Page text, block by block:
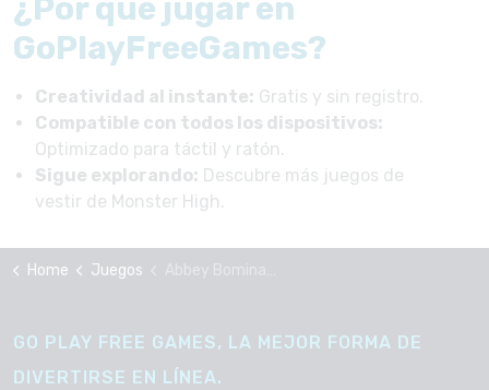
¿Por qué jugar en
GoPlayFreeGames?
Creatividad al instante: Gratis y sin registro.
Compatible con todos los dispositivos:
Optimizado para táctil y ratón.
Sigue explorando: Descubre más juegos de
vestir de Monster High.
Home Juegos
GO PLAY FREE GAMES, LA MEJOR FORMA DE
DIVERTIRSE EN LÍNEA.